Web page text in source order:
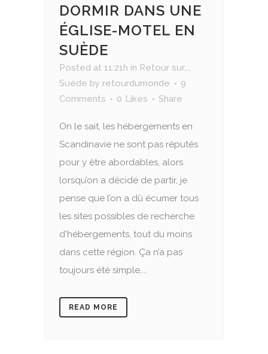
DORMIR DANS UNE
ÉGLISE-MOTEL EN
SUÈDE
Posted at 11:21h in Retour sur...,
Suède by retourdumonde
9
Comments
0 Likes Share
On le sait, les hébergements en
Scandinavie ne sont pas réputés
pour y être abordables, alors
lorsqu’on a décidé de partir, je
pense que l’on a dû écumer tous
les sites possibles de recherche
d'hébergements, tout du moins
dans cette région. Ça n’a pas
toujours été simple,...
READ MORE